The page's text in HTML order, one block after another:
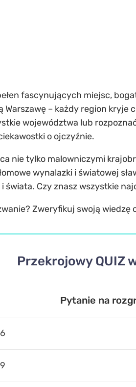
fascynujących miejsc,
Warszawę – każdy region kryje
województwa lub
o ojczyźnie.
nie tylko malowniczymi
wynalazki i światowej
świata. Czy znasz wszystkie
Zweryfikuj swoją wiedzę
Przekrojowy QUIZ
Pytanie na